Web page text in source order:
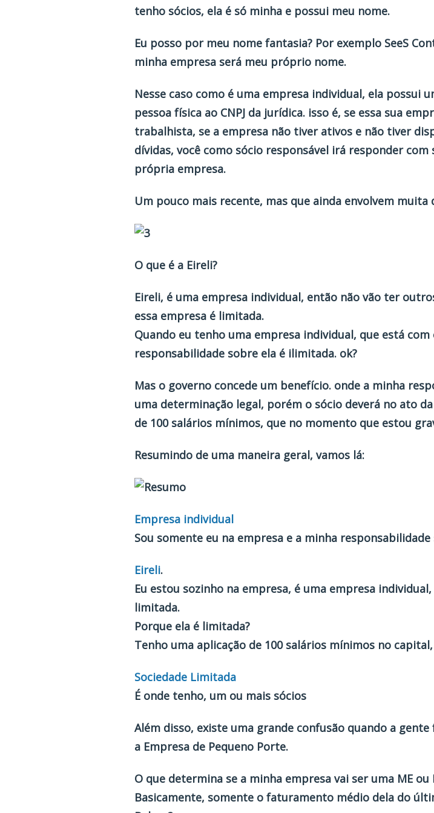
tenho sócios, ela é só minha e possui meu nome.
Eu posso por meu nome fantasia? Por exemplo SeeS
minha empresa será meu próprio nome.
Nesse caso como é uma empresa individual, ela possui
pessoa física ao CNPJ da jurídica. isso é, se essa sua
trabalhista, se a empresa não tiver ativos e não tiver
dívidas, você como sócio responsável irá responder
própria empresa.
Um pouco mais recente, mas que ainda envolvem
O que é a Eireli?
Eireli, é uma empresa individual, então não vão ter
essa empresa é limitada.
Quando eu tenho uma empresa individual, que está
responsabilidade sobre ela é ilimitada. ok?
Mas o governo concede um benefício. onde a minha
uma determinação legal, porém o sócio deverá no ato
de 100 salários mínimos, que no momento que estou
Resumindo de uma maneira geral, vamos lá:
Empresa individual
Sou somente eu na empresa e a minha
Eireli.
Eu estou sozinho na empresa, é uma empresa
limitada.
Porque ela é limitada?
Tenho uma aplicação de 100 salários mínimos no
Sociedade Limitada
É onde tenho, um ou mais sócios
Além disso, existe uma grande confusão quando a gente
a Empresa de Pequeno Porte.
O que determina se a minha empresa vai ser uma ME ou
Basicamente, somente o faturamento médio dela do